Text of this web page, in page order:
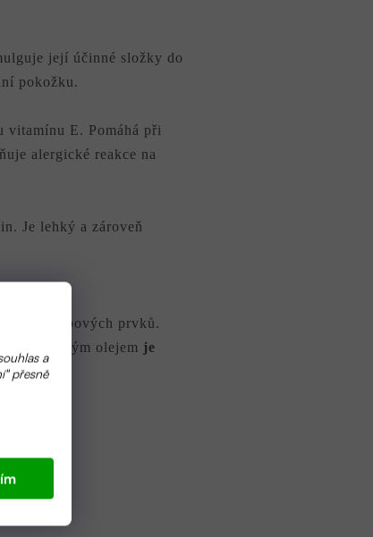
a
přesně
její účinné složky do
pokožku.
vitamínu E. Pomáhá při
alergické reakce na
Je lehký a zároveň
a stopových prvků.
s olivovým olejem je